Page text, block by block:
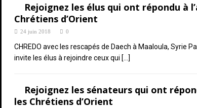
Rejoignez les élus qui ont répondu à
Chrétiens d’Orient
24 juin 2018 0
CHREDO avec les rescapés de Daech à Maaloula, Syrie
invite les élus à rejoindre ceux qui […]
Rejoignez les sénateurs qui ont
les Chrétiens d’Orient